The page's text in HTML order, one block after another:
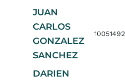
JUAN
CARLOS
GONZALEZ
SANCHEZ
10051492
DARIEN